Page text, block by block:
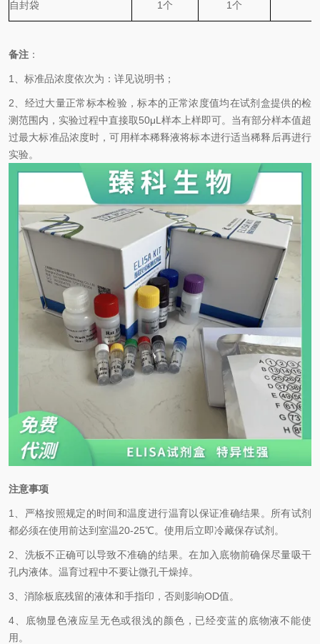
自封袋 1个 1个
备注 ：
1、标准品浓度依次为：详见说明书；
2、经过大量正常标本检验，标本的正常浓度值均在试剂盒提供的检
测范围内，实验过程中直接取50μL 样本上样即可。当有部分样本值超
过最大标准品浓度时，可用样本稀释液将标本进行适当稀释后再进行
实验。
注意事项
1、严格按照规定的时间和温度进行温育以保证准确结果。所有试剂
都必须在使用前达到室温20-25℃。使用后立即冷藏保存试剂。
2、洗板不正确可以导致不准确的结果。在加入底物前确保尽量吸干
孔内液体。温育过程中不要让微孔干燥掉。
3、消除板底残留的液体和手指印，否则影响OD值。
4、底物显色液应呈无色或很浅的颜色，已经变蓝的底物液不能使
用。